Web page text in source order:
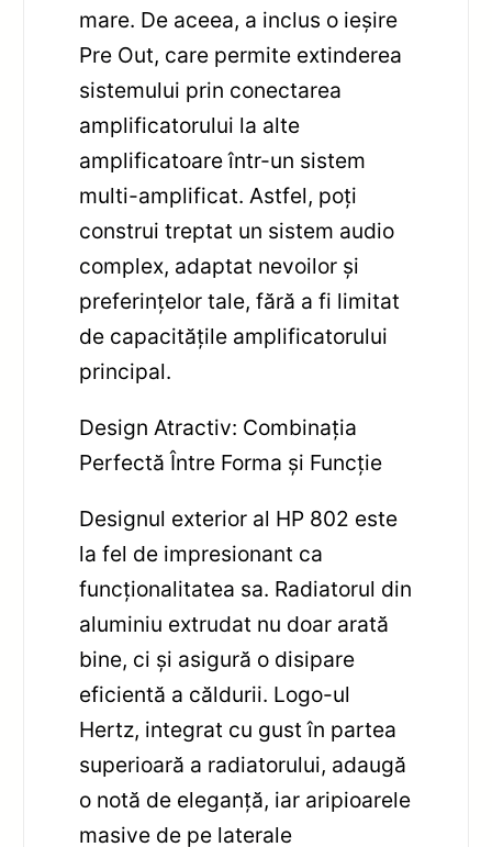
mare. De aceea, a inclus o ieșire
Pre Out, care permite extinderea
sistemului prin conectarea
amplificatorului la alte
amplificatoare într-un sistem
multi-amplificat. Astfel, poți
construi treptat un sistem audio
complex, adaptat nevoilor și
preferințelor tale, fără a fi limitat
de capacitățile amplificatorului
principal.
Design Atractiv: Combinația
Perfectă Între Forma și Funcție
Designul exterior al HP 802 este
la fel de impresionant ca
funcționalitatea sa. Radiatorul din
aluminiu extrudat nu doar arată
bine, ci și asigură o disipare
eficientă a căldurii. Logo-ul
Hertz, integrat cu gust în partea
superioară a radiatorului, adaugă
o notă de eleganță, iar aripioarele
masive de pe laterale